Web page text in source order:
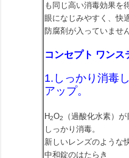
も同じ高い消毒効果を
眼になじみやすく、快
防腐剤が入っていませ
コンセプト ワンス
1.しっかり消毒
アップ。
H2O2
（過酸化水素）
しっかり消毒。
新しいレンズのような
中和錠のはたらき